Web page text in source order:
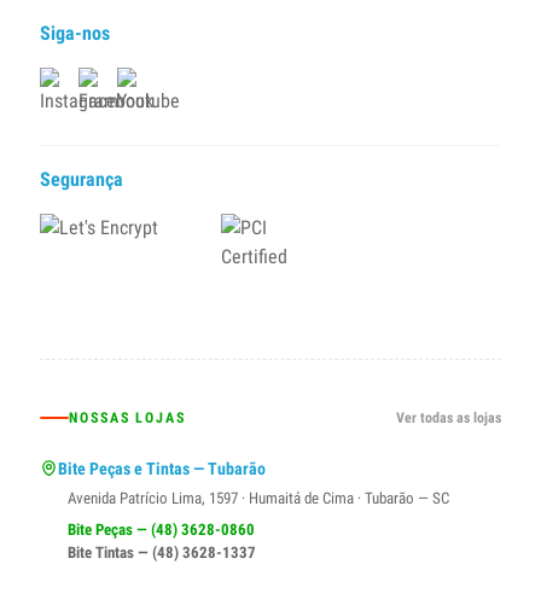
Siga-nos
Segurança
NOSSAS LOJAS Ver todas as lojas
Bite Peças e Tintas — Tubarão
Avenida Patrício Lima, 1597 · Humaitá de Cima · Tubarão — SC
Bite Peças — (48) 3628-0860
Bite Tintas — (48) 3628-1337